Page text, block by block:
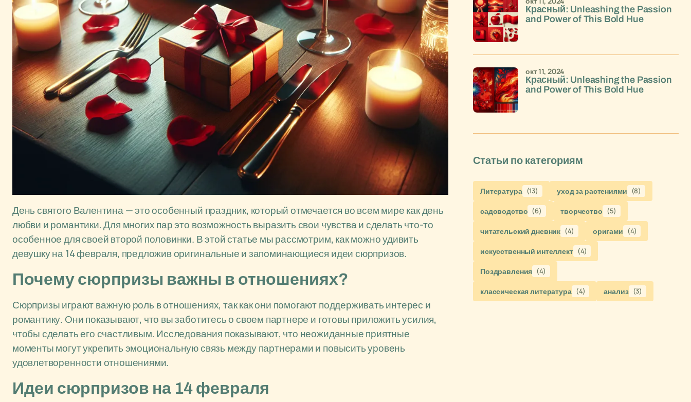
День святого Валентина — это особенный праздник, который отмечается во всем мире как день
любви и романтики. Для многих пар это возможность выразить свои чувства и сделать что-то
особенное для своей второй половинки. В этой статье мы рассмотрим, как можно удивить
девушку на 14 февраля, предложив оригинальные и запоминающиеся идеи сюрпризов.
Почему сюрпризы важны в отношениях?
Сюрпризы играют важную роль в отношениях, так как они помогают поддерживать интерес и
романтику. Они показывают, что вы заботитесь о своем партнере и готовы приложить усилия,
чтобы сделать его счастливым. Исследования показывают, что неожиданные приятные
моменты могут укрепить эмоциональную связь между партнерами и повысить уровень
удовлетворенности отношениями.
Идеи сюрпризов на 14 февраля
Красный: Unleashing the Passion
and Power of This Bold Hue
Красный: Unleashing the Passion
and Power of This Bold Hue
окт 11, 2024
Статьи по категориям
Литература (13) уход за растениями (8)
садоводство (6) творчество (5)
читательский дневник (4) оригами (4)
искусственный интеллект (4)
Поздравления (4)
классическая литература (4) анализ (3)